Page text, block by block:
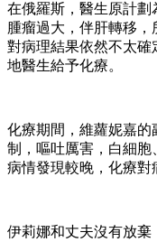
在俄羅斯，醫生原計劃
腫瘤過大，伴肝轉移
對病理結果依然不太
地醫生給予化療。
化療期間，維蘿妮嘉
制，嘔吐厲害，白細胞
病情發現較晚，化療對
伊莉娜和丈夫沒有放